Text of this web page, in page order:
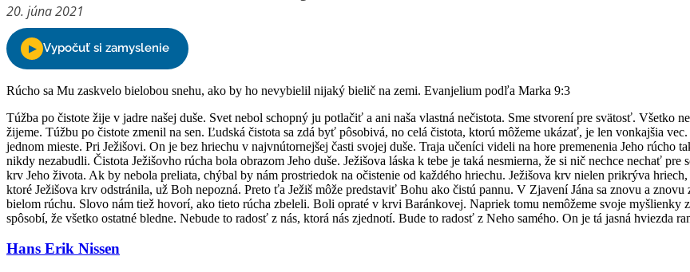
20. júna 2021
Rúcho sa Mu zaskvelo bielobou snehu, ako by ho nevybielil nijaký bielič na zemi. Evanjelium podľa Marka 9:3
Túžba po čistote žije v jadre našej duše. Svet nebol schopný ju potlačiť a ani naša vlastná nečistota. Sme stvorení pre svätosť. Všetko
žijeme. Túžbu po čistote zmenil na sen. Ľudská čistota sa zdá byť pôsobivá, no celá čistota, ktorú môžeme ukázať, je len vonkajšia
jednom mieste. Pri Ježišovi. On je bez hriechu v najvnútornejšej časti svojej duše. Traja učeníci videli na hore premenenia Jeho
nikdy nezabudli. Čistota Ježišovho rúcha bola obrazom Jeho duše. Ježišova láska k tebe je taká nesmierna, že si nič nechce nechať
krv Jeho života. Ak by nebola preliata, chýbal by nám prostriedok na očistenie od každého hriechu. Ježišova krv nielen prikrýva
ktoré Ježišova krv odstránila, už Boh nepozná. Preto ťa Ježiš môže predstaviť Bohu ako čistú pannu. V Zjavení Jána sa znovu a
bielom rúchu. Slovo nám tiež hovorí, ako tieto rúcha zbeleli. Boli opraté v krvi Baránkovej. Napriek tomu nemôžeme svoje myšlienky
spôsobí, že všetko ostatné bledne. Nebude to radosť z nás, ktorá nás zjednotí. Bude to radosť z Neho samého. On je tá jasná hviezda
Hans Erik Nissen